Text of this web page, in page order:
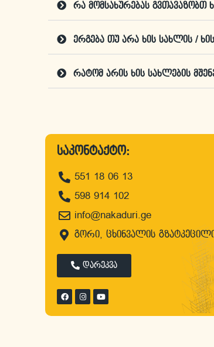
რა მომსახურებას გვთავაზობთ
ერგება თუ არა ხის სახლის /
რატომ არის ხის სახლების
საკონტაქტო:
551 18 06 13
598 914 102
info@nakaduri.ge
გორი, ცხინვალის
დარეკვა